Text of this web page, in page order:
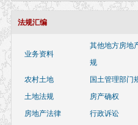
法规汇编
业务资料
其他地方房地
规
农村土地
国土管理部门
土地法规
房产确权
房地产法律
行政诉讼